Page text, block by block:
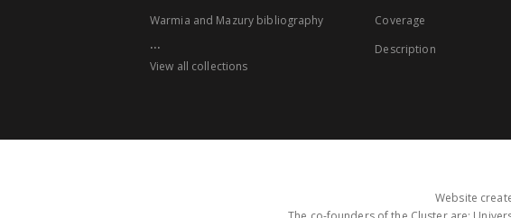
Warmia and Mazury bibliography
...
View all collections
Coverage
Description
Website